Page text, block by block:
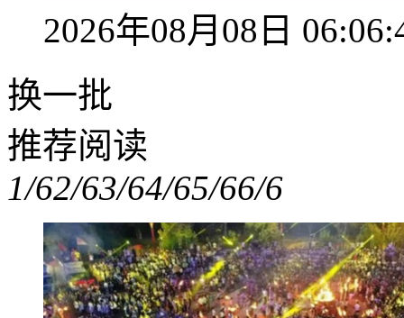
2026年08月08日
换一批
推荐阅读
1/62/63/64/65/66/6